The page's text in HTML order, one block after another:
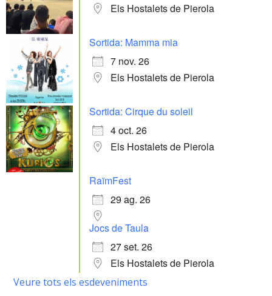
Els Hostalets de Pierola
Sortida: Mamma mia
7 nov. 26
Els Hostalets de Pierola
Sortida: Cirque du soleil
4 oct. 26
Els Hostalets de Pierola
RaïmFest
29 ag. 26
Jocs de Taula
27 set. 26
Els Hostalets de Pierola
Veure tots els esdeveniments